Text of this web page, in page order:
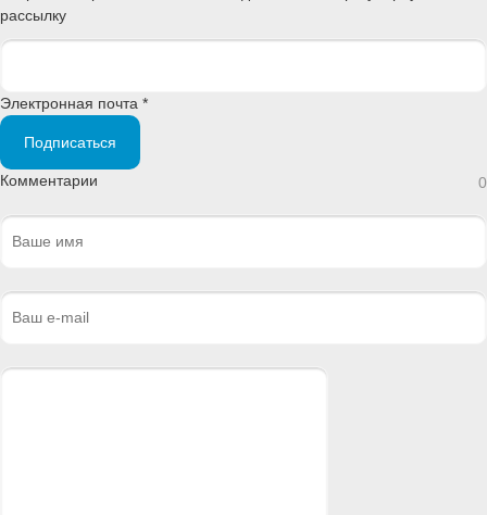
рассылку
Электронная почта *
Подписаться
Комментарии 0